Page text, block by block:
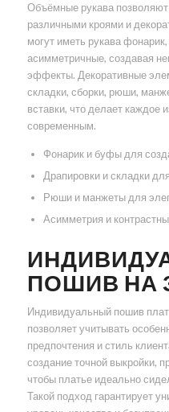
Объёмные рукава позволяют
различными кроями и
могут иметь рукава
асимметричные, создавая
эффекты. Декоративные
складки, сборки, рюши,
вставки, что делает каждое
современным.
Фонарик и буфы для
Драпировки и складки
Рюши и манжеты для
Асимметрия и
ПОШИВ НА
Индивидуальный пошив
позволяет учитывать
предпочтения и стиль
создание точной выкройки,
чтобы платье идеально
Такой подход гарантирует